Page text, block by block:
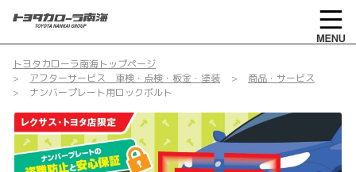
トヨタカローラ南海トップページ
アフターサービス 車検・点検・板金・塗装
商品・サービス
ナンバープレート用ロックボルト